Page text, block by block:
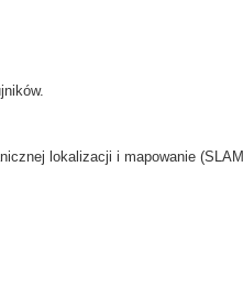
lokalizacji i mapowanie (SLAM